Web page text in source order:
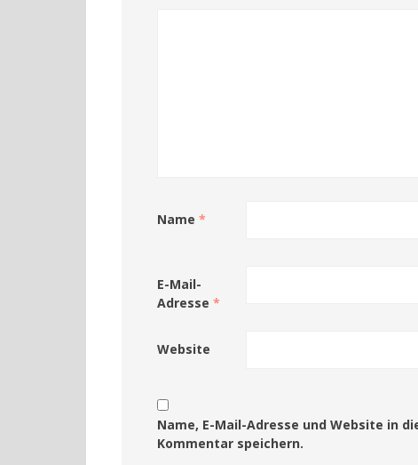
Name *
E-Mail-
Adresse *
Website
Name, E-Mail-Adresse und Website in
Kommentar speichern.